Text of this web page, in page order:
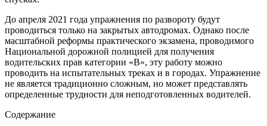
До апреля 2021 года упражнения по развороту будут
проводиться только на закрытых автодромах. Однако после
масштабной реформы практического экзамена, проводимого
Национальной дорожной полицией для получения
водительских прав категории «В», эту работу можно
проводить на испытательных треках и в городах. Упражнение
не является традиционно сложным, но может представлять
определенные трудности для неподготовленных водителей.
Содержание